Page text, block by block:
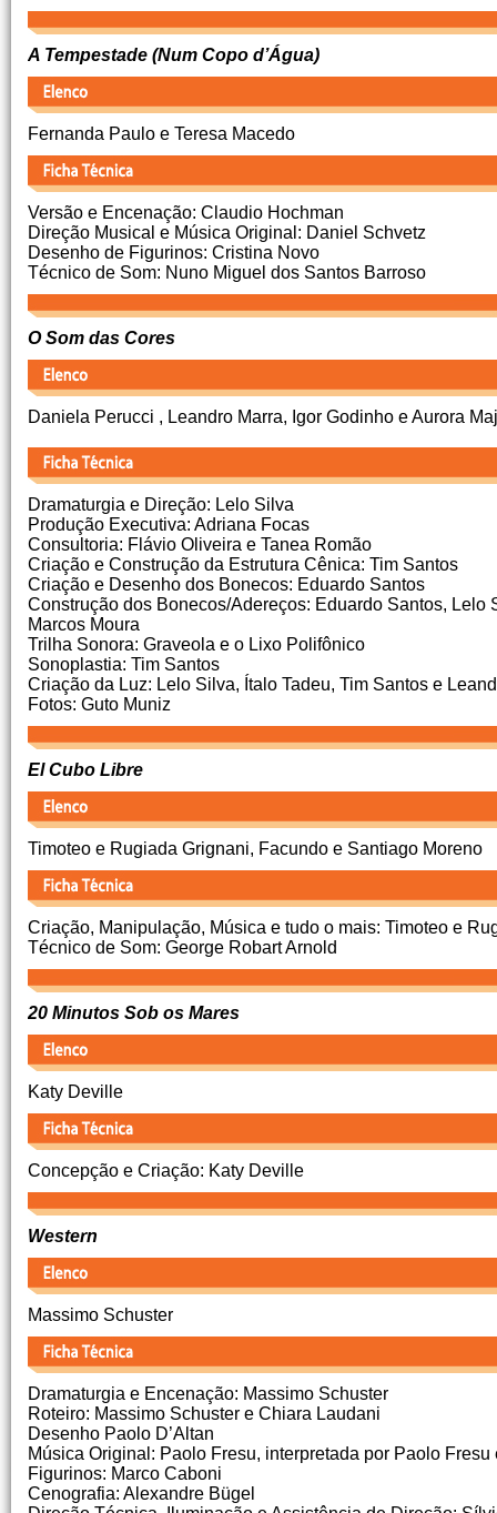
A Tempestade (Num Copo d’Água)
Fernanda Paulo e Teresa Macedo
Versão e Encenação: Claudio Hochman
Direção Musical e Música Original: Daniel Schvetz
Desenho de Figurinos: Cristina Novo
Técnico de Som: Nuno Miguel dos Santos Barroso
O Som das Cores
Daniela Perucci , Leandro Marra, Igor Godinho e Aurora
Dramaturgia e Direção: Lelo Silva
Produção Executiva: Adriana Focas
Consultoria: Flávio Oliveira e Tanea Romão
Criação e Construção da Estrutura Cênica: Tim Santos
Criação e Desenho dos Bonecos: Eduardo Santos
Construção dos Bonecos/Adereços: Eduardo Santos,
Marcos Moura
Trilha Sonora: Graveola e o Lixo Polifônico
Sonoplastia: Tim Santos
Criação da Luz: Lelo Silva, Ítalo Tadeu, Tim Santos e
Fotos: Guto Muniz
El Cubo Libre
Timoteo e Rugiada Grignani, Facundo e Santiago Moreno
Criação, Manipulação, Música e tudo o mais: Timoteo e
Técnico de Som: George Robart Arnold
20 Minutos Sob os Mares
Katy Deville
Concepção e Criação: Katy Deville
Western
Massimo Schuster
Dramaturgia e Encenação: Massimo Schuster
Roteiro: Massimo Schuster e Chiara Laudani
Desenho Paolo D’Altan
Música Original: Paolo Fresu, interpretada por Paolo
Figurinos: Marco Caboni
Cenografia: Alexandre Bügel